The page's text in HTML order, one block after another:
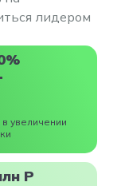
в увеличении
Р
лидером